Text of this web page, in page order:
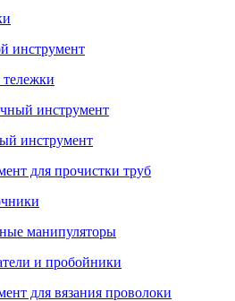
инструмент
инструмент
инструмент
для прочистки труб
манипуляторы
и пробойники
для вязания проволоки